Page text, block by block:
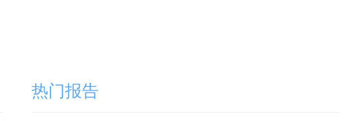
热门报告